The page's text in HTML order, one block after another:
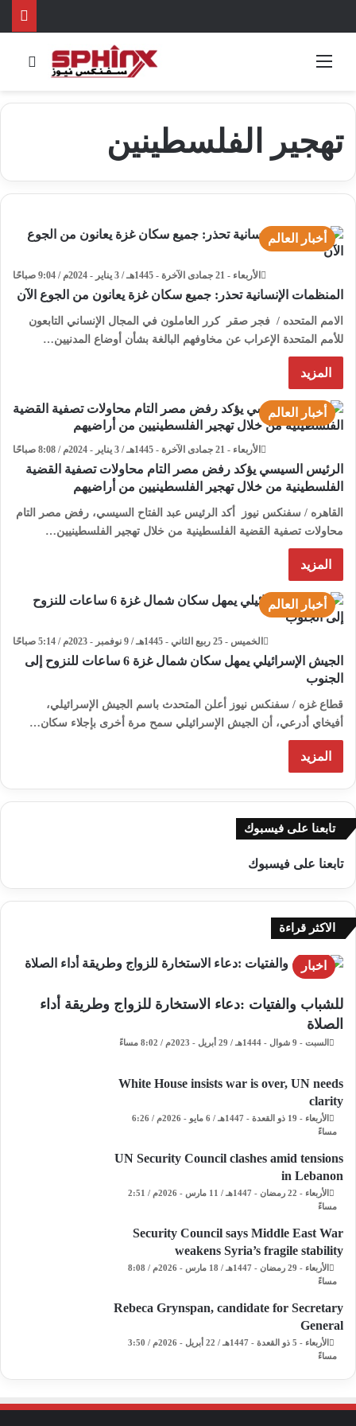
تهجير الفلسطينين
أخبار العالم
الأربعاء - 21 جمادى الآخرة - 1445هـ / 3 يناير - 2024م / 9:04 صباحًا
المنظمات الإنسانية تحذر: جميع سكان غزة يعانون من الجوع الآن
الامم المتحده / فجر صقر كرر العاملون في المجال الإنساني التابعون
للأمم المتحدة الإعراب عن مخاوفهم البالغة بشأن أوضاع المدنيين…
المزيد
أخبار العالم
الأربعاء - 21 جمادى الآخرة - 1445هـ / 3 يناير - 2024م / 8:08 صباحًا
الرئيس السيسي يؤكد رفض مصر التام محاولات تصفية القضية
الفلسطينية من خلال تهجير الفلسطينيين من أراضيهم
القاهره / سفنكس نيوز أكد الرئيس عبد الفتاح السيسي، رفض مصر التام
محاولات تصفية القضية الفلسطينية من خلال تهجير الفلسطينيين…
المزيد
أخبار العالم
الخميس - 25 ربيع الثاني - 1445هـ / 9 نوفمبر - 2023م / 5:14 صباحًا
الجيش الإسرائيلي يمهل سكان شمال غزة 6 ساعات للنزوح إلى
الجنوب
قطاع غزه / سفنكس نيوز أعلن المتحدث باسم الجيش الإسرائيلي،
أفيخاي أدرعي، أن الجيش الإسرائيلي سمح مرة أخرى بإجلاء سكان…
المزيد
تابعنا على فيسبوك
تابعنا على فيسبوك
الاكثر قراءة
اخبار
للشباب والفتيات :دعاء الاستخارة للزواج وطريقة أداء
الصلاة
السبت - 9 شوال - 1444هـ / 29 أبريل - 2023م / 8:02 مساءً
White House insists war is over, UN needs
clarity
الأربعاء - 19 ذو القعدة - 1447هـ / 6 مايو - 2026م / 6:26
مساءً
UN Security Council clashes amid tensions
in Lebanon
الأربعاء - 22 رمضان - 1447هـ / 11 مارس - 2026م / 2:51
مساءً
Security Council says Middle East War
weakens Syria’s fragile stability
الأربعاء - 29 رمضان - 1447هـ / 18 مارس - 2026م / 8:08
مساءً
Rebeca Grynspan, candidate for Secretary
General
الأربعاء - 5 ذو القعدة - 1447هـ / 22 أبريل - 2026م / 3:50
مساءً